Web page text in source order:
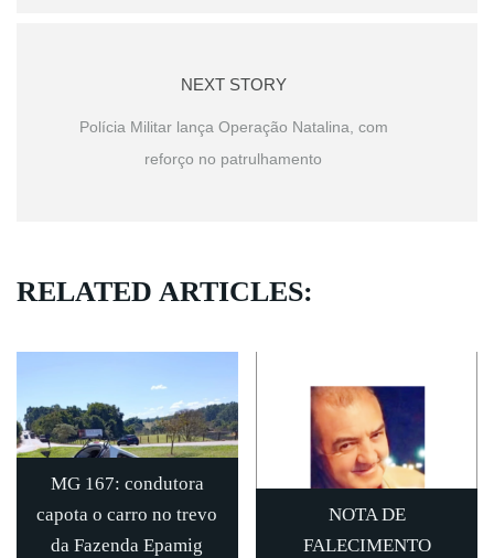
NEXT STORY
Polícia Militar lança Operação Natalina, com
reforço no patrulhamento
RELATED ARTICLES:
MG 167: condutora
capota o carro no trevo
da Fazenda Epamig
NOTA DE
FALECIMENTO